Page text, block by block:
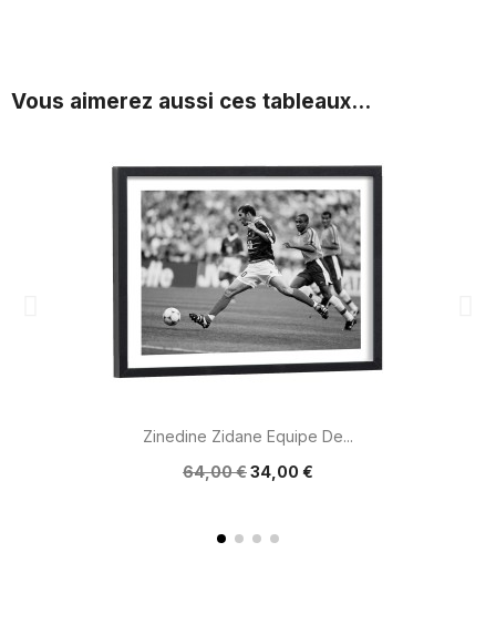
Vous aimerez aussi ces tableaux...
Zinedine Zidane Equipe De...
64,00 €34,00 €